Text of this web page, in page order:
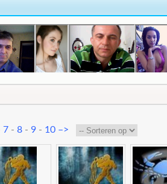
7- 8- 9- 10–>